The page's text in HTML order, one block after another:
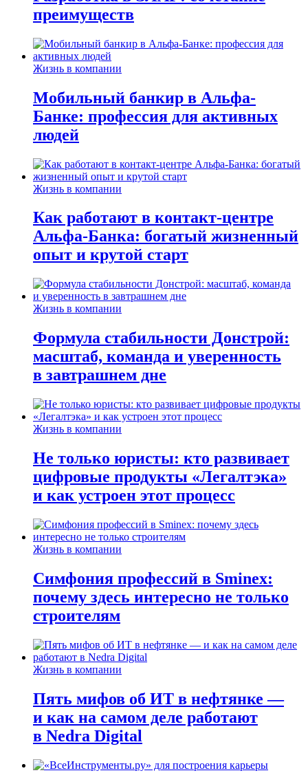
преимуществ
Жизнь в компании
Мобильный банкир в Альфа-
Банке: профессия для активных
людей
Жизнь в компании
Как работают в контакт-центре
Альфа-Банка: богатый жизненный
опыт и крутой старт
Жизнь в компании
Формула стабильности Донстрой:
масштаб, команда и уверенность
в завтрашнем дне
Жизнь в компании
Не только юристы: кто развивает
цифровые продукты «Легалтэка»
и как устроен этот процесс
Жизнь в компании
Симфония профессий в Sminex:
почему здесь интересно не только
строителям
Жизнь в компании
Пять мифов об ИТ в нефтянке —
и как на самом деле работают
в Nedra Digital